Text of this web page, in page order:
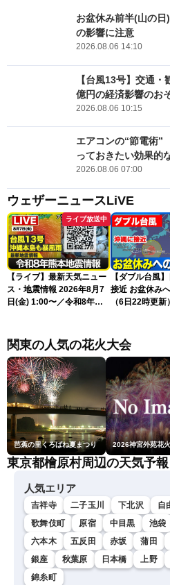
お盆休み前半(山の
の影響に注意
2026.08.06 14:10
【台風13号】交通
億円の経済影響のお
2026.08.06 10:15
エアコンの“節電術
っておきたい効果的
2026.08.06 07:00
ウェザーニュースLiVE
ライブ放送中
【ライブ】最新天気ニュー
ス・地震情報 2026年8月7
日(金) 1:00〜／令和8年熊
スLiVE〉
【ダブル台風
接近 お盆休みへの影響は？
（6日22時更新）
関東の人気の花火大会
芭蕉の里くろばね夏まつり 2026神宮外苑花
東京都檜原村周辺の天気予報
人気エリア
吉祥寺 二子玉川 下北沢 自
歌舞伎町
原宿 中目黒 池袋
六本木
五反田 赤坂 蒲田
銀座
秋葉原 日本橋 上野
錦糸町